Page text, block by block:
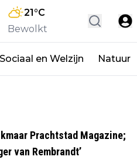
21°C
Bewolkt
Sociaal en Welzijn Natuur
Prachtstad Magazine;
van Rembrandt’